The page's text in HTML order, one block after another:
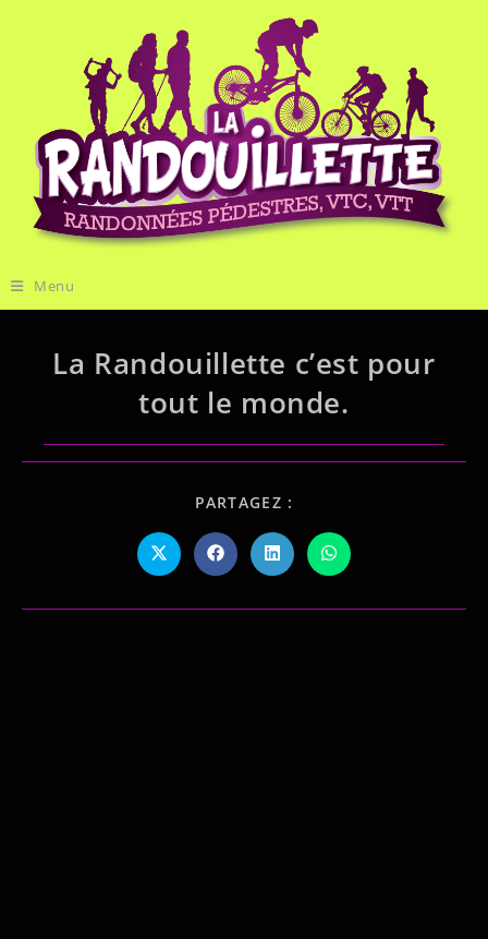
Menu
La Randouillette c’est pour
tout le monde.
PARTAGEZ :